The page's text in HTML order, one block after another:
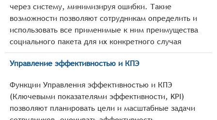
через систему, минимизируя ошибки. Такие
возможности позволяют сотрудникам определить и
использовать все применимые к ним преимущества
социального пакета для их конкретного случая
Управление эффективностью и КПЭ
Функции Управления эффективностью и КПЭ
(Ключевыми показателями эффективности, KPI)
позволяют планировать цели и масштабные задачи